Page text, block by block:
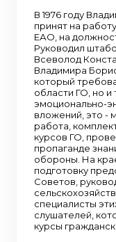
В 1976 году
принят на
ЕАО, на
Руководил
Всеволод
Владимира
который
области ГО, но и
эмоционально-
вложений, это -
работа,
курсов ГО,
пропаганде
обороны. На
подготовку
Советов,
специалисты
слушателей,
курсы